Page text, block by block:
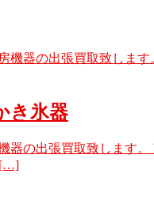
機器の出張買取致しま
き氷器
器の出張買取致します
[…]